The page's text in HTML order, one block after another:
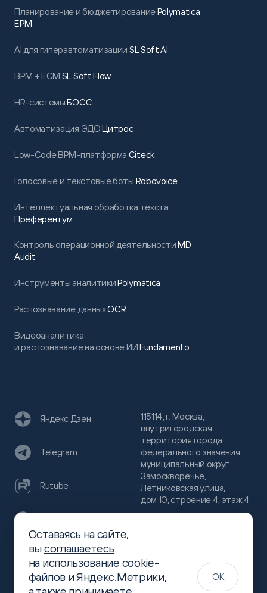
Планирование и бюджетированиеPolymatica
EPM
AI для гиперавтоматизации SL Soft AI
BPM + ECM SL Soft Flow
HR-системыБОСС
Автоматизация ЭДОЦитрос
Low-Code BPM-платформа Citeck
Голосовые и текстовые боты Robovoice
Интеллектуальная обработка текста
Преферентум
Контроль операционной деятельностиMD
Audit
Инструменты аналитикиPolymatica
Распознавание данныхOCR
Видеоаналитика
и распознавание на основе ИИFundamento
115114, г. Москва,
внутригородская
территория города
федерального значения
муниципальный округ
Замоскворечье,
Летниковская улица,
дом 10, строение 4, этаж 4
(499)
444-16-51
info@slsoft.ru
Яндекс Дзен
Telegram
Rutube
Хабр
Оставаясь на сайте,
высоглашаетесь
на использование cookie-
файлов и Яндекс.Метрики,
OK